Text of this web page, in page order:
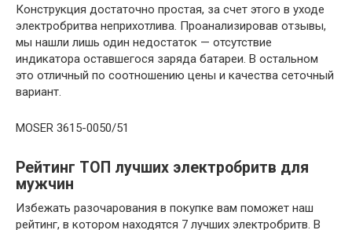
Конструкция достаточно простая, за счет этого в уходе
электробритва неприхотлива. Проанализировав отзывы,
мы нашли лишь один недостаток — отсутствие
индикатора оставшегося заряда батареи. В остальном
это отличный по соотношению цены и качества сеточный
вариант.
MOSER 3615-0050/51
Рейтинг ТОП лучших электробритв для
мужчин
Избежать разочарования в покупке вам поможет наш
рейтинг, в котором находятся 7 лучших электробритв. В